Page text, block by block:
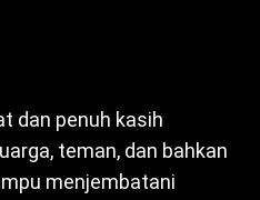
dan penuh kasih
teman, dan bahkan
menjembatani